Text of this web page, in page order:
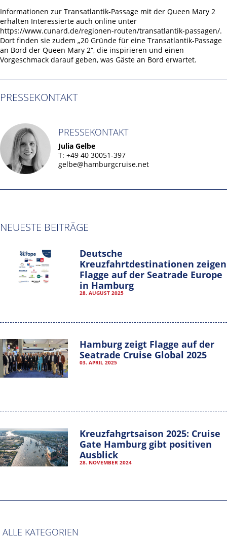
Informationen zur Transatlantik-Passage mit der Queen Mary 2
erhalten Interessierte auch online unter
https://www.cunard.de/regionen-routen/transatlantik-passagen/.
Dort finden sie zudem „20 Gründe für eine Transatlantik-Passage
an Bord der Queen Mary 2“, die inspirieren und einen
Vorgeschmack darauf geben, was Gäste an Bord erwartet.
PRESSEKONTAKT
PRESSEKONTAKT
Julia Gelbe
T: +49 40 30051-397
gelbe@hamburgcruise.net
NEUESTE BEITRÄGE
Deutsche
Kreuzfahrtdestinationen zeigen
Flagge auf der Seatrade Europe
in Hamburg
28. AUGUST 2025
Hamburg zeigt Flagge auf der
Seatrade Cruise Global 2025
03. APRIL 2025
Kreuzfahgrtsaison 2025: Cruise
Gate Hamburg gibt positiven
Ausblick
28. NOVEMBER 2024
ALLE KATEGORIEN
Hamburg Cruise Net e. V.